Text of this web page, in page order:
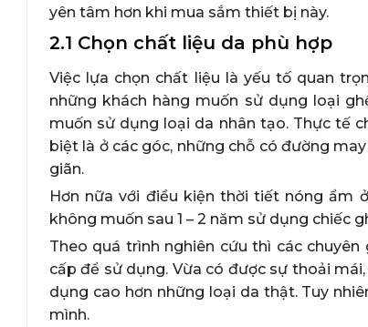
yên tâm hơn khi mua sắm thiết bị này.
2.1 Chọn chất liệu da phù hợp
Việc lựa chọn chất liệu là yếu tố quan
những khách hàng muốn sử dụng loại
muốn sử dụng loại da nhân tạo. Thực tế
biệt là ở các góc, những chỗ có đường
giãn.
Hơn nữa với điều kiện thời tiết nóng ẩm
không muốn sau 1 – 2 năm sử dụng chiếc
Theo quá trình nghiên cứu thì các
cấp để sử dụng. Vừa có được sự thoải
dụng cao hơn những loại da thật. Tuy
mình.